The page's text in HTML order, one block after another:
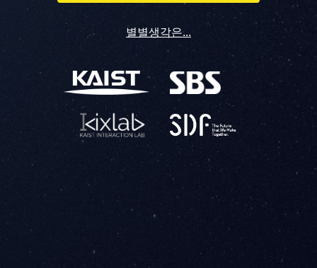
별별생각은...